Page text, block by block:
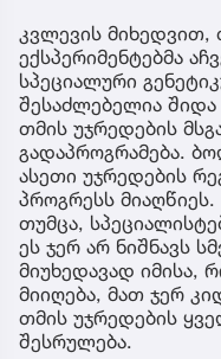
კვლევის მიხედვით,
ექსპერიმენტებმა
სპეციალური
შესაძლებელია შიდა
თმის უჯრედების
გადაპროგრამება.
ასეთი უჯრედების
პროგრესს მიაღწიეს.
თუმცა,
ეს ჯერ არ ნიშნავს
მიუხედავად იმისა,
მიიღება, მათ ჯერ
თმის უჯრედების
შესრულება.